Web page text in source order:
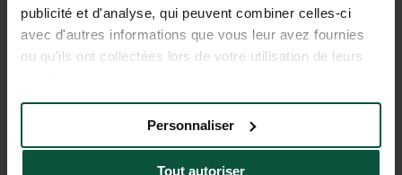
publicité et d'analyse, qui peuvent combiner celles-ci
avec d'autres informations que vous leur avez fournies
ou qu'ils ont collectées lors de votre utilisation de leurs
Tout autoriser
Personnaliser